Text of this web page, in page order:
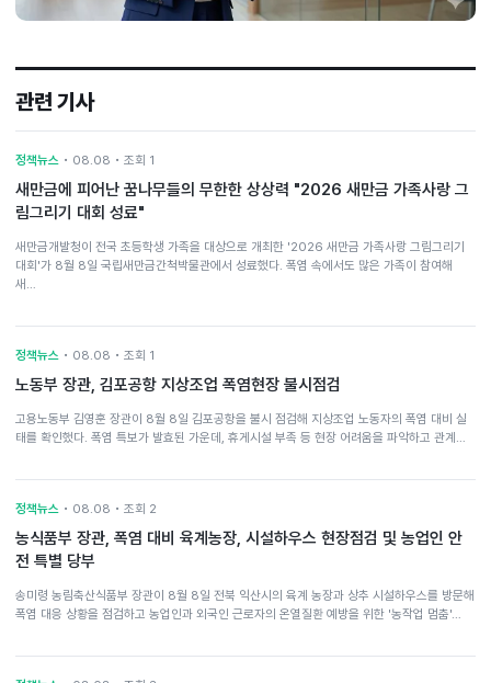
관련 기사
정책뉴스 • 08.08 • 조회 1
새만금에 피어난 꿈나무들의 무한한 상상력 "2026 새만금 가족사랑 그
림그리기 대회 성료"
새만금개발청이 전국 초등학생 가족을 대상으로 개최한 '2026 새만금 가족사랑 그림그리기
대회'가 8월 8일 국립새만금간척박물관에서 성료했다. 폭염 속에서도 많은 가족이 참여해
새…
정책뉴스 • 08.08 • 조회 1
노동부 장관, 김포공항 지상조업 폭염현장 불시점검
고용노동부 김영훈 장관이 8월 8일 김포공항을 불시 점검해 지상조업 노동자의 폭염 대비 실
태를 확인했다. 폭염 특보가 발효된 가운데, 휴게시설 부족 등 현장 어려움을 파악하고 관계…
정책뉴스 • 08.08 • 조회 2
농식품부 장관, 폭염 대비 육계농장, 시설하우스 현장점검 및 농업인 안
전 특별 당부
송미령 농림축산식품부 장관이 8월 8일 전북 익산시의 육계 농장과 상추 시설하우스를 방문해
폭염 대응 상황을 점검하고 농업인과 외국인 근로자의 온열질환 예방을 위한 '농작업 멈춤'…